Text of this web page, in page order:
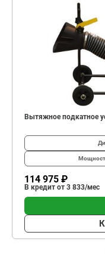
Вытяжное подкатное
114 975 ₽
В кредит от 3 833/мес